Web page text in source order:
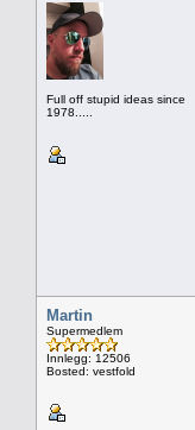
Full off stupid ideas since
1978.....
Martin
Supermedlem
Innlegg: 12506
Bosted: vestfold